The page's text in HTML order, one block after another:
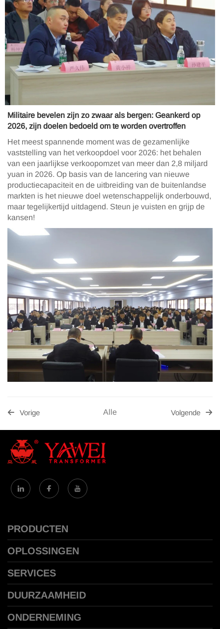
Militaire bevelen zijn zo zwaar als bergen: Geankerd op
2026, zijn doelen bedoeld om te worden overtroffen
Het meest spannende moment was de gezamenlijke
vaststelling van het verkoopdoel voor 2026: het behalen
van een jaarlijkse verkoopomzet van meer dan 2,8 miljard
yuan in 2026. Op basis van de lancering van nieuwe
productiecapaciteit en de uitbreiding van de buitenlandse
markten is het nieuwe doel wetenschappelijk onderbouwd,
maar tegelijkertijd uitdagend. Steun je vuisten en grijp de
kansen!
Vorige Alle Volgende
PRODUCTEN
OPLOSSINGEN
SERVICES
DUURZAAMHEID
ONDERNEMING